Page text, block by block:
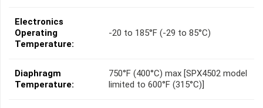
Electronics
Operating
Temperature:
-20 to 185°F (-29 to 85°C)
Diaphragm
Temperature:
750°F (400°C) max [SPX4502 model
limited to 600°F (315°C)]